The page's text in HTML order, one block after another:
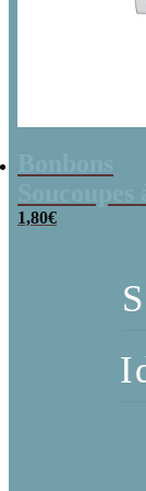
poudre (x20)
1,80€